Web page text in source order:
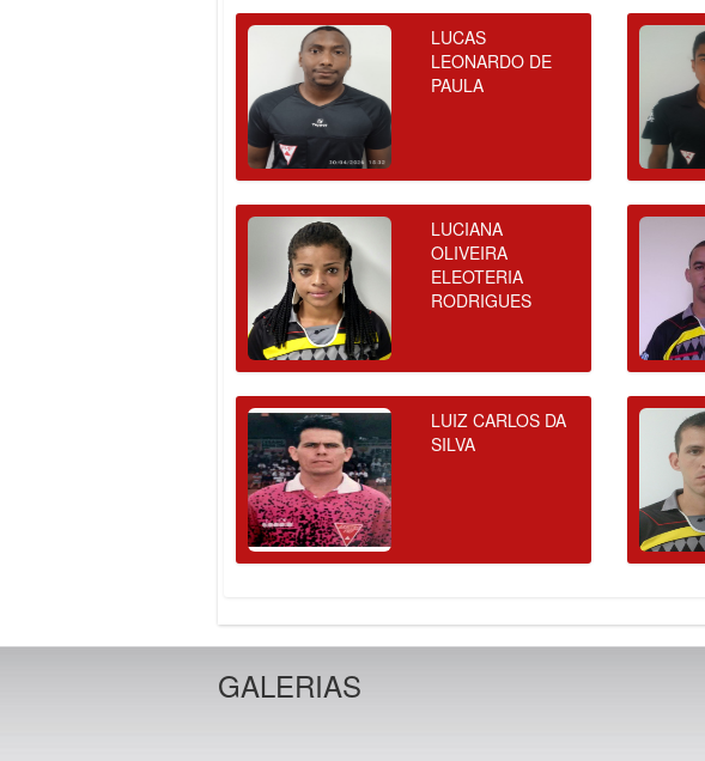
LUCAS
LEONARDO DE
PAULA
LUCIANA
OLIVEIRA
ELEOTERIA
RODRIGUES
LUIZ CARLOS DA
SILVA
GALERIAS